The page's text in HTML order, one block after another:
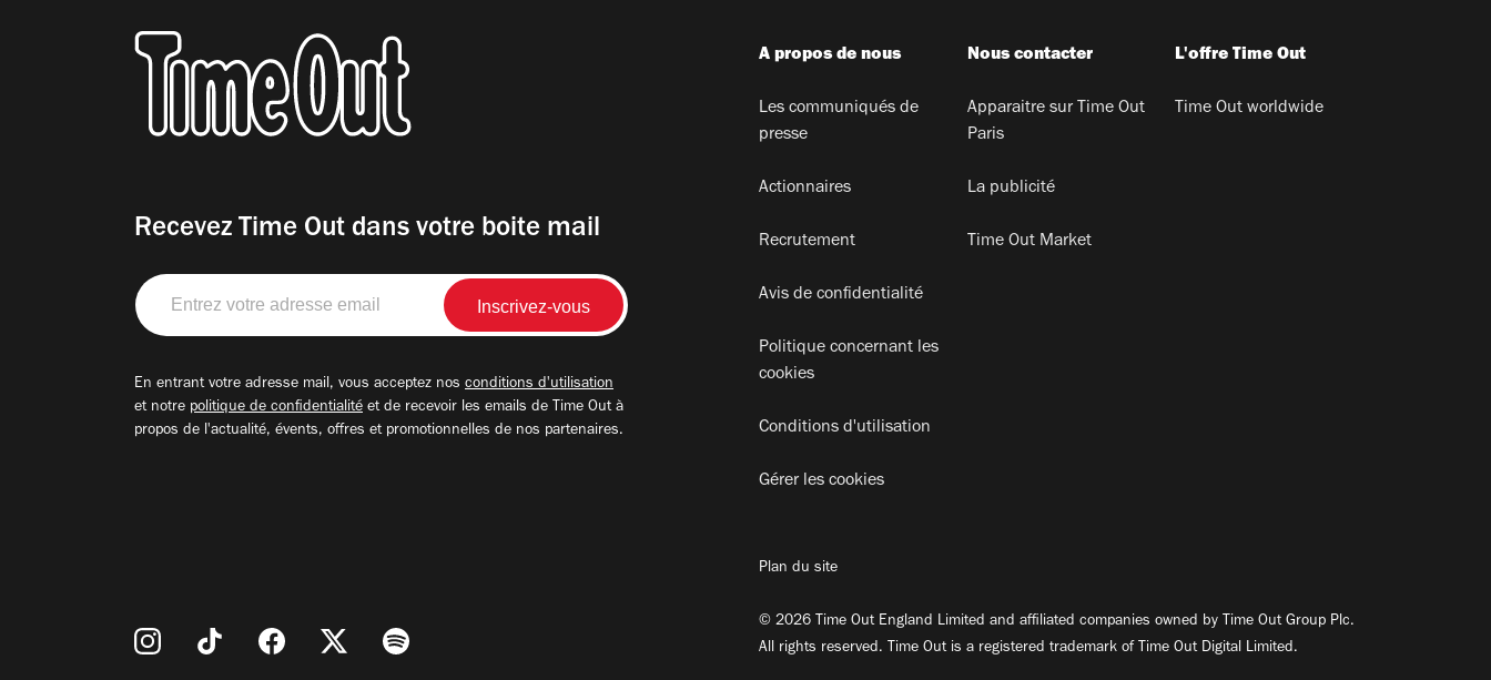
Recevez Time Out dans votre boite mail
Entrez
votre
adresse
En entrant votre adresse mail, vous acceptez nos conditions d'utilisation
et notre politique de confidentialité et de recevoir les emails de Time Out à
propos de l'actualité, évents, offres et promotionnelles de nos partenaires.
A propos de nous
Les communiqués de
presse
Actionnaires
Recrutement
Avis de confidentialité
Politique concernant les
cookies
Conditions d'utilisation
Gérer les cookies
Nous contacter
Apparaitre sur Time Out
Paris
La publicité
Time Out Market
L'offre Time Out
Time Out worldwide
Plan du site
© 2026 Time Out England Limited and affiliated companies owned by Time Out Group Plc.
All rights reserved. Time Out is a registered trademark of Time Out Digital Limited.